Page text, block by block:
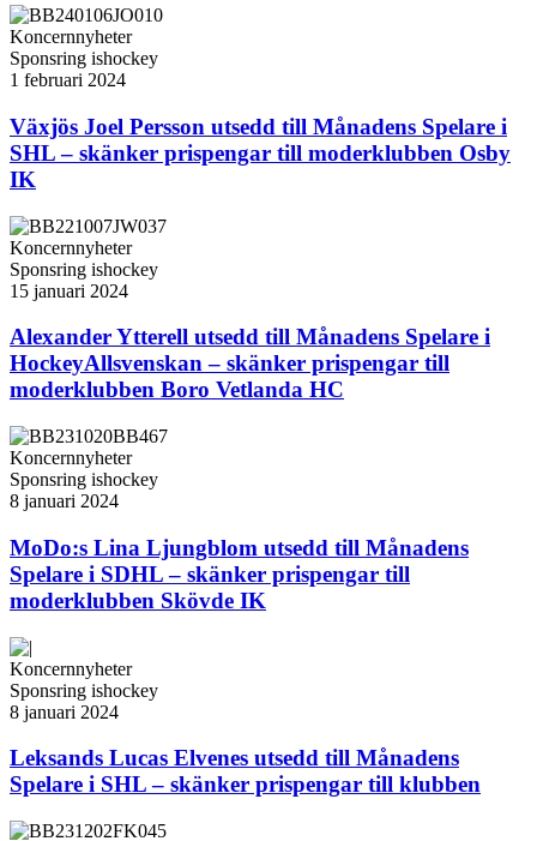
Koncernnyheter
Sponsring ishockey
1 februari 2024
Växjös Joel Persson utsedd till Månadens Spelare i
SHL – skänker prispengar till moderklubben Osby
IK
Koncernnyheter
Sponsring ishockey
15 januari 2024
Alexander Ytterell utsedd till Månadens Spelare i
HockeyAllsvenskan – skänker prispengar till
moderklubben Boro Vetlanda HC
Koncernnyheter
Sponsring ishockey
8 januari 2024
MoDo:s Lina Ljungblom utsedd till Månadens
Spelare i SDHL – skänker prispengar till
moderklubben Skövde IK
Koncernnyheter
Sponsring ishockey
8 januari 2024
Leksands Lucas Elvenes utsedd till Månadens
Spelare i SHL – skänker prispengar till klubben